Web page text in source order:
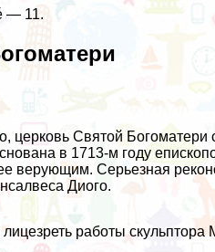
— 11.
церковь Святой
в 1713-м году
верующим. Серьезная
Диого.
работы